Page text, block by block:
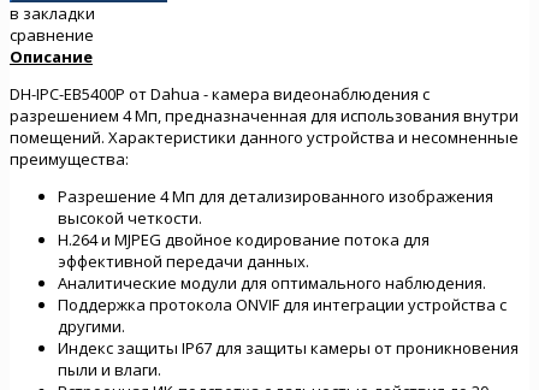
в закладки
сравнение
Описание
DH-IPC-EB5400P от Dahua - камера видеонаблюдения с
разрешением 4 Мп, предназначенная для использования внутри
помещений. Характеристики данного устройства и несомненные
преимущества:
Разрешение 4 Мп для детализированного изображения
высокой четкости.
H.264 и MJPEG двойное кодирование потока для
эффективной передачи данных.
Аналитические модули для оптимального наблюдения.
Поддержка протокола ONVIF для интеграции устройства с
другими.
Индекс защиты IP67 для защиты камеры от проникновения
пыли и влаги.